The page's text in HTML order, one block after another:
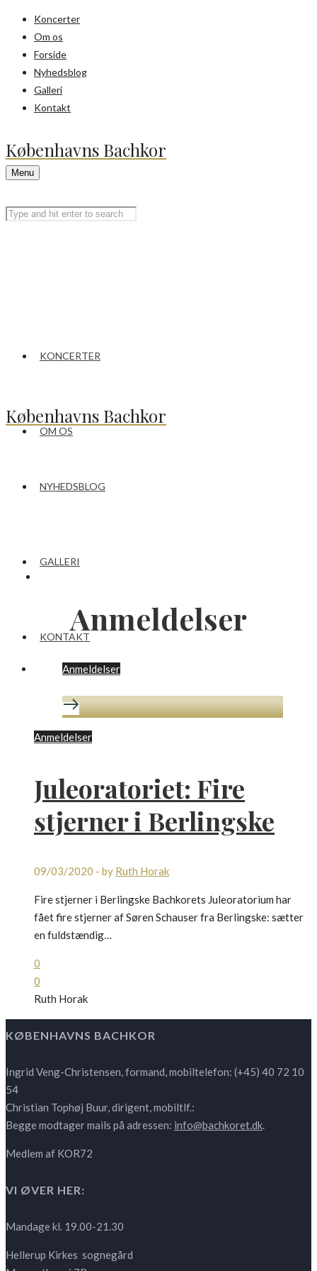
Koncerter
Om os
Forside
Nyhedsblog
Galleri
Kontakt
Københavns Bachkor
Menu
KONCERTER
OM OS
Københavns Bachkor
NYHEDSBLOG
GALLERI
KONTAKTAnmeldelser
Anmeldelser
Anmeldelser
Juleoratoriet: Fire
stjerner i Berlingske
09/03/2020 - by Ruth Horak
Fire stjerner i Berlingske Bachkorets Juleoratorium har
fået fire stjerner af Søren Schauser fra Berlingske: sætter
en fuldstændig…
0
0
Ruth Horak
KØBENHAVNS BACHKOR
Ingrid Veng-Christensen, formand, mobiltelefon: (+45) 40 72 10
54
Christian Tophøj Buur, dirigent, mobiltlf.:
Begge modtager mails på adressen: info@bachkoret.dk.
Medlem af KOR72
VI ØVER HER:
Mandage kl. 19.00-21.30
Hellerup Kirkes sognegård